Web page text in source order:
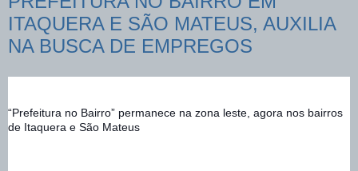
ITAQUERA E SÃO MATEUS, AUXILIA
NA BUSCA DE EMPREGOS
“Prefeitura no Bairro” permanece na zona leste, agora nos bairros
de Itaquera e São Mateus